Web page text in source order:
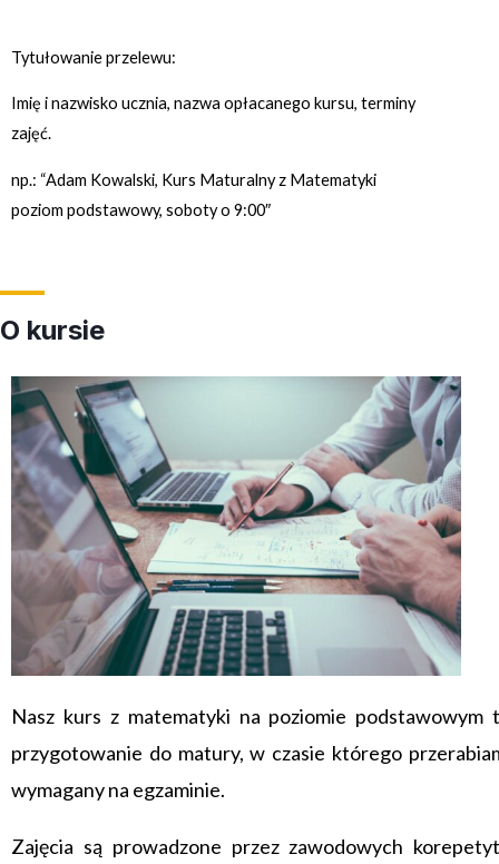
Tytułowanie przelewu:
Imię i nazwisko ucznia, nazwa opłacanego kursu, terminy
zajęć.
np.: “Adam Kowalski, Kurs Maturalny z Matematyki
poziom podstawowy, soboty o 9:00″
O kursie
Nasz kurs z matematyki na poziomie podstawowym
przygotowanie do matury, w czasie którego
wymagany na egzaminie.
Zajęcia są prowadzone przez zawodowych